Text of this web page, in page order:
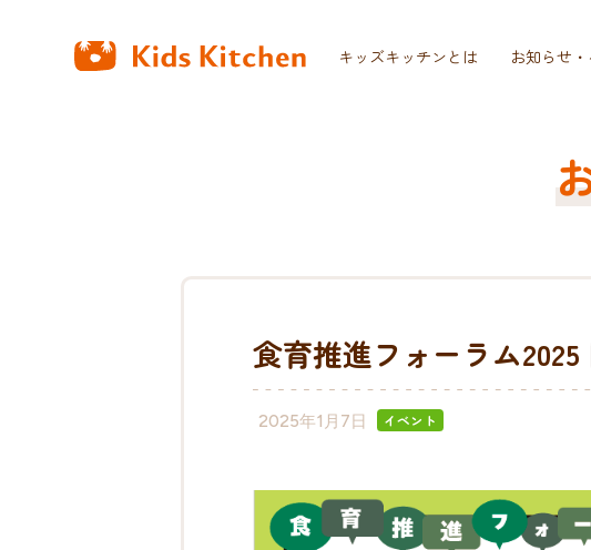
キッズキッチンとは お知らせ
食育推進フォーラム
2025年1月7日 イベント